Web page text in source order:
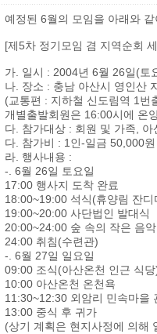
예정된 6월의 모임을 아래와
[제5차 정기모임 겸 지역순회
가. 일시 : 2004년 6월 26일(토
나. 장소 : 충남 아산시 영인산
(교통편 : 지하철 신도림역 1번
개별출발회원은 16:00시에 온
다. 참가대상 : 회원 및 가족, 아
다. 참가비 : 1인-일금 50,000원
라. 행사내용 :
-. 6월 26일 토요일
17:00 행사지 도착 완료
18:00~19:00 석식(휴양림 잔
19:00~20:00 사단법인 발대식
20:00~24:00 숲 속의 작은 음
24:00 취침(수련관)
-. 6월 27일 일요일
09:00 조식(아산온천 인근 식
10:00 아산온천 온천욕
11:30~12:30 외암리 민속마을
13:00 중식 후 귀가
(상기 계획은 현지사정에 의해